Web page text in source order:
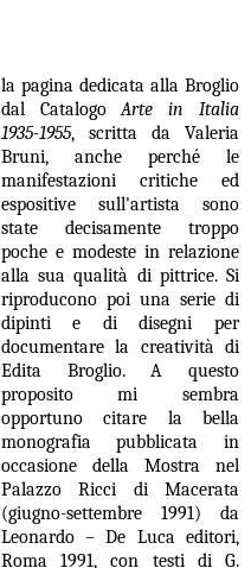
la pagina dedicata alla Broglio
dal CatalogoArte in Italia
1935-1955, scritta da Valeria
Bruni, anche perché le
manifestazioni critiche ed
espositive sull'artista sono
state decisamente troppo
poche e modeste in relazione
alla sua qualità di pittrice. Si
riproducono poi una serie di
dipinti e di disegni per
documentare la creatività di
Edita Broglio. A questo
proposito mi sembra
opportuno citare la bella
monografia pubblicata in
occasione della Mostra nel
Palazzo Ricci di Macerata
(giugno-settembre 1991) da
Leonardo – De Luca editori,
Roma 1991, con testi di G.